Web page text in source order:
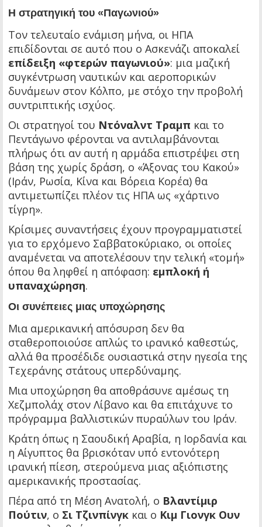
Η στρατηγική του «Παγωνιού»
Τον τελευταίο ενάμιση μήνα, οι ΗΠΑ
επιδίδονται σε αυτό που ο Ασκενάζι αποκαλεί
επίδειξη «φτερών παγωνιού»: μια μαζική
συγκέντρωση ναυτικών και αεροπορικών
δυνάμεων στον Κόλπο, με στόχο την προβολή
συντριπτικής ισχύος.
Οι στρατηγοί του Ντόναλντ Τραμπ και το
Πεντάγωνο φέρονται να αντιλαμβάνονται
πλήρως ότι αν αυτή η αρμάδα επιστρέψει στη
βάση της χωρίς δράση, ο «Άξονας του Κακού»
(Ιράν, Ρωσία, Κίνα και Βόρεια Κορέα) θα
αντιμετωπίζει πλέον τις ΗΠΑ ως «χάρτινο
τίγρη».
Κρίσιμες συναντήσεις έχουν προγραμματιστεί
για το ερχόμενο Σαββατοκύριακο, οι οποίες
αναμένεται να αποτελέσουν την τελική «τομή»
όπου θα ληφθεί η απόφαση: εμπλοκή ή
υπαναχώρηση.
Οι συνέπειες μιας υποχώρησης
Μια αμερικανική απόσυρση δεν θα
σταθεροποιούσε απλώς το ιρανικό καθεστώς,
αλλά θα προσέδιδε ουσιαστικά στην ηγεσία της
Τεχεράνης στάτους υπερδύναμης.
Μια υποχώρηση θα αποθράσυνε αμέσως τη
Χεζμπολάχ στον Λίβανο και θα επιτάχυνε το
πρόγραμμα βαλλιστικών πυραύλων του Ιράν.
Κράτη όπως η Σαουδική Αραβία, η Ιορδανία και
η Αίγυπτος θα βρισκόταν υπό εντονότερη
ιρανική πίεση, στερούμενα μιας αξιόπιστης
αμερικανικής προστασίας.
Πέρα από τη Μέση Ανατολή, ο Βλαντίμιρ
Πούτιν, ο Σι Τζινπίνγκ και ο Κιμ Γιονγκ Ουν